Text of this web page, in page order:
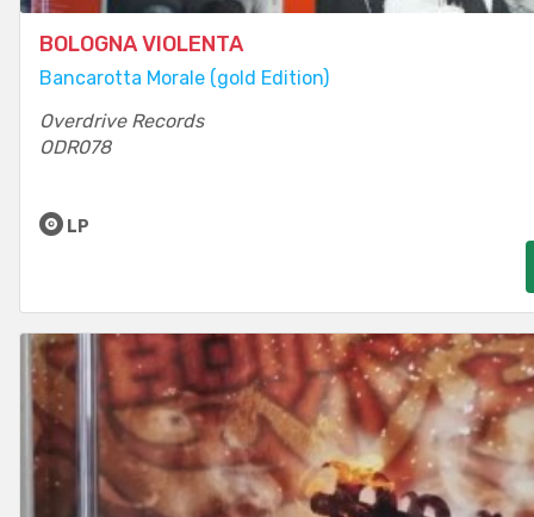
BOLOGNA VIOLENTA
Bancarotta Morale (gold Edition)
Overdrive Records
ODR078
LP